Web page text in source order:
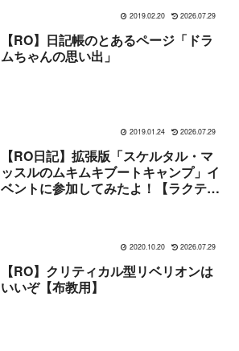
2019.02.20 2026.07.29
【RO】日記帳のとあるページ「ドラ
ムちゃんの思い出」
2019.01.24 2026.07.29
【RO日記】拡張版「スケルタル・マ
ッスルのムキムキブートキャンプ」イ
ベントに参加してみたよ！【ラクテー
2020.10.20 2026.07.29
【RO】クリティカル型リベリオンは
いいぞ【布教用】